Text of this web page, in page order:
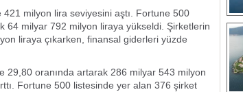
421 milyon lira seviyesini aştı. Fortune 500
64 milyar 792 milyon liraya yükseldi. Şirketlerin
liraya çıkarken, finansal giderleri yüzde
29,80 oranında artarak 286 milyar 543 milyon
Fortune 500 listesinde yer alan 376 şirket